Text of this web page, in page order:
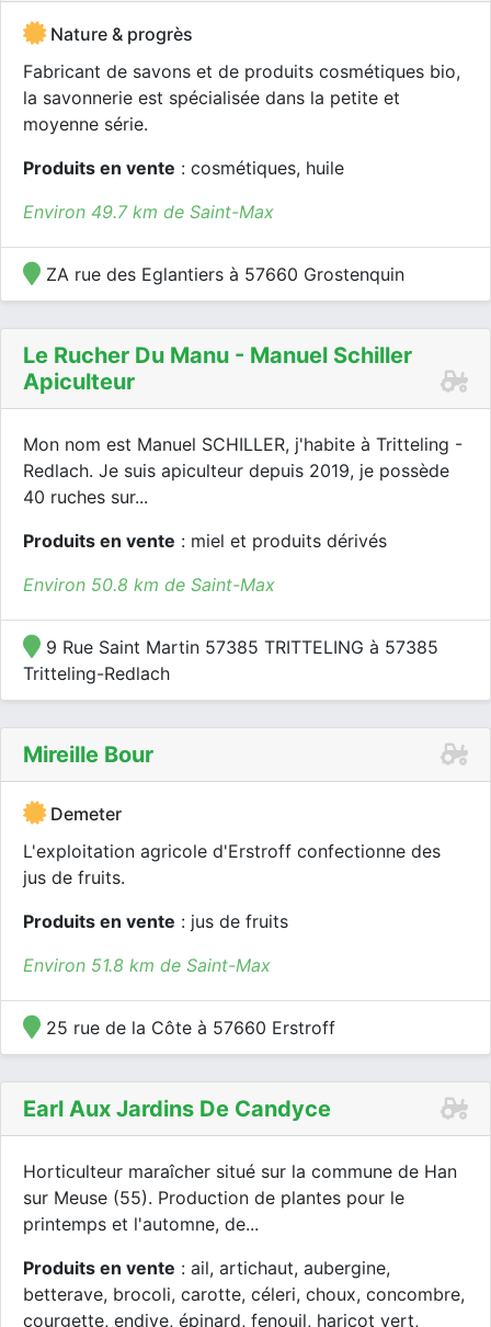
Nature & progrès
Fabricant de savons et de produits cosmétiques bio,
la savonnerie est spécialisée dans la petite et
moyenne série.
Produits en vente : cosmétiques, huile
Environ 49.7 km de Saint-Max
ZA rue des Eglantiers à 57660 Grostenquin
Le Rucher Du Manu - Manuel Schiller
Apiculteur
Mon nom est Manuel SCHILLER, j'habite à Tritteling -
Redlach. Je suis apiculteur depuis 2019, je possède
40 ruches sur...
Produits en vente : miel et produits dérivés
Environ 50.8 km de Saint-Max
9 Rue Saint Martin 57385 TRITTELING à 57385
Tritteling-Redlach
Mireille Bour
Demeter
L'exploitation agricole d'Erstroff confectionne des
jus de fruits.
Produits en vente : jus de fruits
Environ 51.8 km de Saint-Max
25 rue de la Côte à 57660 Erstroff
Earl Aux Jardins De Candyce
Horticulteur maraîcher situé sur la commune de Han
sur Meuse (55). Production de plantes pour le
printemps et l'automne, de...
Produits en vente : ail, artichaut, aubergine,
betterave, brocoli, carotte, céleri, choux, concombre,
courgette, endive, épinard, fenouil, haricot vert,